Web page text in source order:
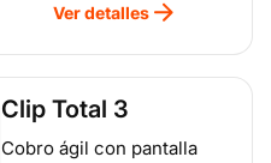
Ver detalles
Clip Total 3
Cobro ágil con pantalla